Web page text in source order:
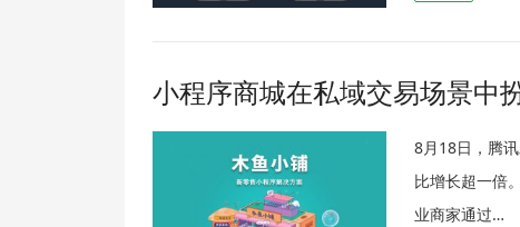
小程序商城在私域交易场景中
8月18日，腾
比增长超一倍
业商家通过…